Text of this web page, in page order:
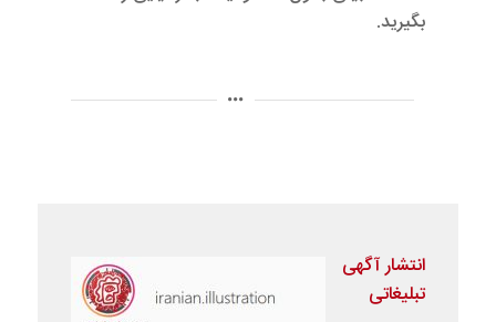
بگیرید.
انتشار آگهی
تبلیغاتی